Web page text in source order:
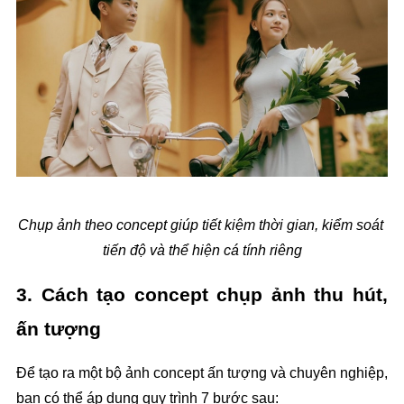
Chụp ảnh theo concept giúp tiết kiệm thời gian, kiểm soát
tiến độ và thể hiện cá tính riêng
3. Cách tạo concept chụp ảnh thu hút,
ấn tượng
Để tạo ra một bộ ảnh concept ấn tượng và chuyên nghiệp,
bạn có thể áp dụng quy trình 7 bước sau: